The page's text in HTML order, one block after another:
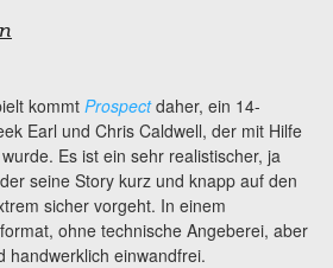
kommt Prospectdaher, ein 14-
Earl und Chris Caldwell, der mit Hilfe
Es ist ein sehr realistischer, ja
seine Story kurz und knapp auf den
sicher vorgeht. In einem
ohne technische Angeberei, aber
handwerklich einwandfrei.